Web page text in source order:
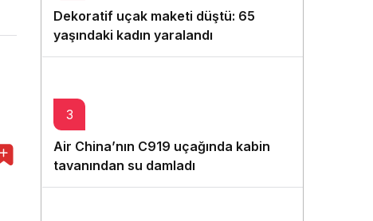
Gece Modu
Gece modunu seçin.
Dekoratif uçak maketi düştü: 65
yaşındaki kadın yaralandı
3
Air China’nın C919 uçağında kabin
tavanından su damladı